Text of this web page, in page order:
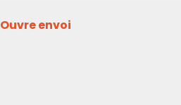
Ouvre envoi